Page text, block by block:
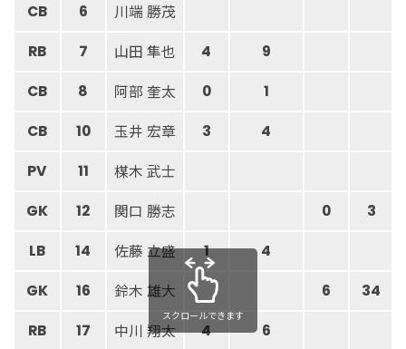
CB 6 川端 勝茂
RB 7 山田 隼也 4 9
CB 8 阿部 奎太 0 1
CB 10 玉井 宏章 3 4
PV 11 楳木 武士
GK 12 関口 勝志 0 3
LB 14 佐藤 立盛 1 4
GK 16 鈴木 雄大 6 34
RB 17 中川 翔太 4 6
スクロールできます